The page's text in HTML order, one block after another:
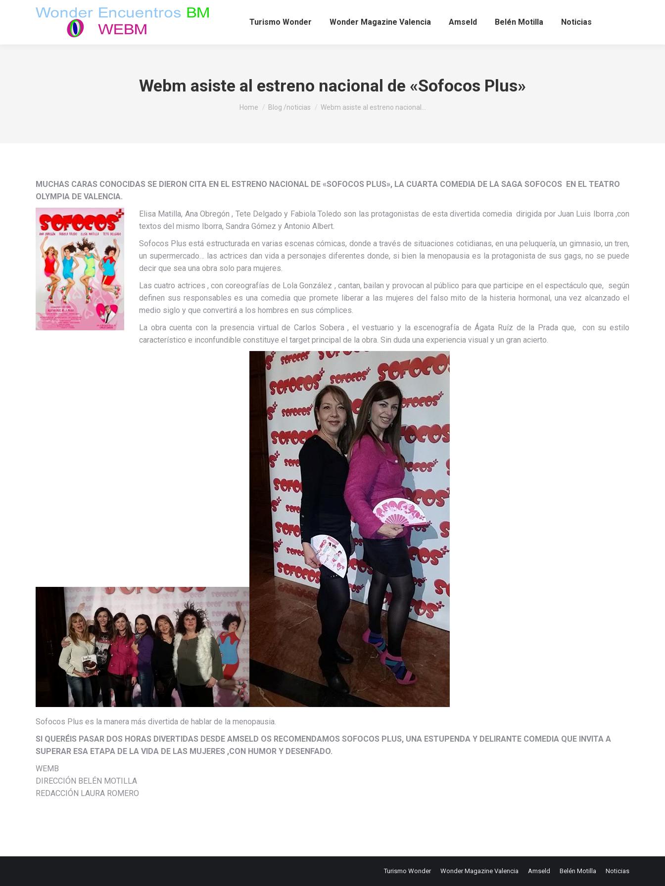
Turismo Wonder Wonder Magazine Valencia Amseld Belén Motilla Noticias
Webm asiste al estreno nacional de «Sofocos Plus»
You are here:
Home Blog /noticias Webm asiste al estreno nacional…
MUCHAS CARAS CONOCIDAS SE DIERON CITA EN EL ESTRENO NACIONAL DE «SOFOCOS PLUS», LA CUARTA COMEDIA DE LA SAGA SOFOCOS EN EL TEATRO
OLYMPIA DE VALENCIA.
Elisa Matilla, Ana Obregón , Tete Delgado y Fabiola Toledo son las protagonistas de esta divertida comedia dirigida por Juan Luis Iborra ,con
textos del mismo Iborra, Sandra Gómez y Antonio Albert.
Sofocos Plus está estructurada en varias escenas cómicas, donde a través de situaciones cotidianas, en una peluquería, un gimnasio, un tren,
un supermercado… las actrices dan vida a personajes diferentes donde, si bien la menopausia es la protagonista de sus gags, no se puede
decir que sea una obra solo para mujeres.
Las cuatro actrices , con coreografías de Lola González , cantan, bailan y provocan al público para que participe en el espectáculo que, según
definen sus responsables es una comedia que promete liberar a las mujeres del falso mito de la histeria hormonal, una vez alcanzado el
medio siglo y que convertirá a los hombres en sus cómplices.
La obra cuenta con la presencia virtual de Carlos Sobera , el vestuario y la escenografía de Ágata Ruíz de la Prada que, con su estilo
característico e inconfundible constituye el target principal de la obra. Sin duda una experiencia visual y un gran acierto.
Sofocos Plus es la manera más divertida de hablar de la menopausia.
SI QUERÉIS PASAR DOS HORAS DIVERTIDAS DESDE AMSELD OS RECOMENDAMOS SOFOCOS PLUS, UNA ESTUPENDA Y DELIRANTE COMEDIA QUE INVITA A
SUPERAR ESA ETAPA DE LA VIDA DE LAS MUJERES ,CON HUMOR Y DESENFADO.
WEMB
DIRECCIÓN BELÉN MOTILLA
REDACCIÓN LAURA ROMERO
Turismo Wonder Wonder Magazine Valencia Amseld Belén Motilla Noticias